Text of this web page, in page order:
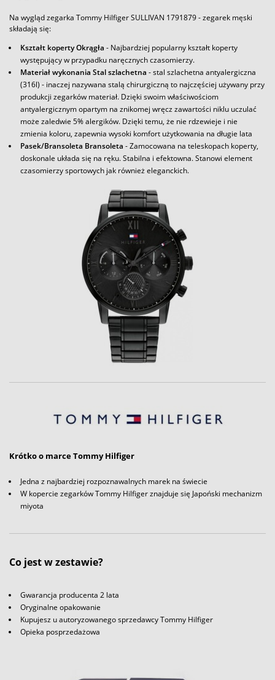
Na wygląd zegarka Tommy Hilfiger SULLIVAN 1791879 - zegarek męski
składają się:
Kształt koperty Okrągła - Najbardziej popularny kształt koperty
występujący w przypadku naręcznych czasomierzy.
Materiał wykonania Stal szlachetna - stal szlachetna antyalergiczna
(316l) - inaczej nazywana stalą chirurgiczną to najczęściej używany przy
produkcji zegarków materiał. Dzięki swoim właściwościom
antyalergicznym opartym na znikomej wręcz zawartości niklu uczulać
może zaledwie 5% alergików. Dzięki temu, że nie rdzewieje i nie
zmienia koloru, zapewnia wysoki komfort użytkowania na długie lata
Pasek/Bransoleta Bransoleta - Zamocowana na teleskopach koperty,
doskonale układa się na ręku. Stabilna i efektowna. Stanowi element
czasomierzy sportowych jak również eleganckich.
Krótko o marce Tommy Hilfiger
Jedna z najbardziej rozpoznawalnych marek na świecie
W kopercie zegarków Tommy Hilfiger znajduje się Japoński mechanizm
miyota
Co jest w zestawie?
Gwarancja producenta 2 lata
Oryginalne opakowanie
Kupujesz u autoryzowanego sprzedawcy Tommy Hilfiger
Opieka posprzedażowa